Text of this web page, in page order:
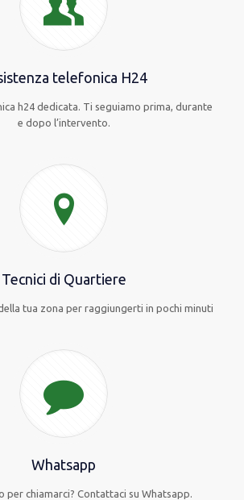
telefonica H24
h24 dedicata. Ti seguiamo prima, durante
e dopo l’intervento.
Tecnici di Quartiere
tua zona per raggiungerti in pochi minuti
Whatsapp
per chiamarci? Contattaci su Whatsapp.